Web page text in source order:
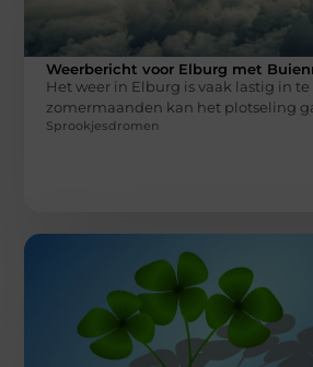
Weerbericht voor Elburg met
Het weer in Elburg is vaak lastig in
zomermaanden kan het plotseling
Sprookjesdromen